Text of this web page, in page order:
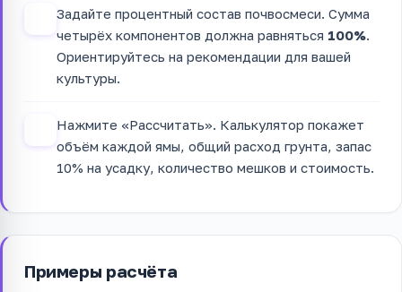
Задайте процентный состав почвосмеси. Сумма
четырёх компонентов должна равняться 100%.
Ориентируйтесь на рекомендации для вашей
культуры.
Нажмите «Рассчитать». Калькулятор покажет
объём каждой ямы, общий расход грунта, запас
10% на усадку, количество мешков и стоимость.
Примеры расчёта